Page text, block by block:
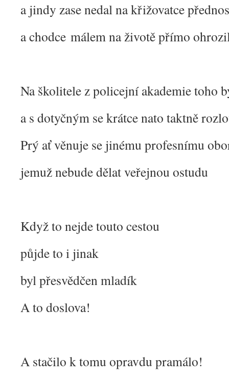
a jindy zase nedal na křižovatce
a chodce málem na životě přímo
Na školitele z policejní akademie toho
a s dotyčným se krátce nato taktně
Prý ať věnuje se jinému profesnímu
jemuž nebude dělat veřejnou ostudu
Když to nejde touto cestou
půjde to i jinak
byl přesvědčen mladík
A to doslova!
A stačilo k tomu opravdu pramálo!